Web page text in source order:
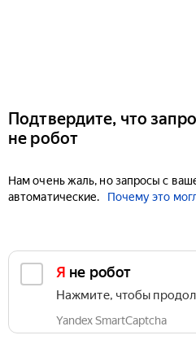
Подтвердите, что
не робот
Нам очень жаль, но запросы с
автоматические.
Почему это
Я не робот
Нажмите, чтобы
Yandex SmartCaptcha